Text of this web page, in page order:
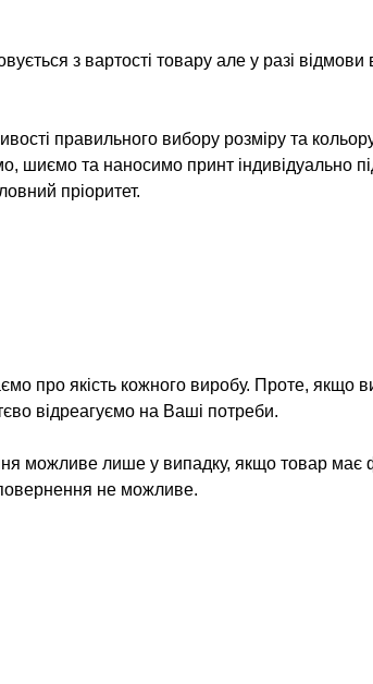
з вартості товару але у разі відмови
правильного вибору розміру та
шиємо та наносимо принт індивідуально
пріоритет.
про якість кожного виробу. Проте, якщо
відреагуємо на Ваші потреби.
можливе лише у випадку, якщо товар має
не можливе.